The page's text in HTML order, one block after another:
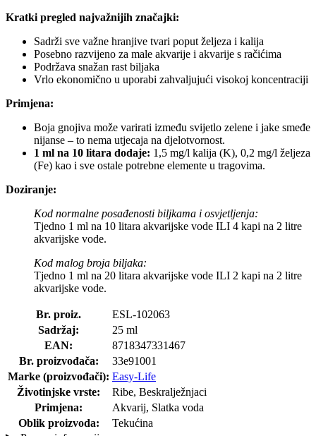
Kratki pregled najvažnijih značajki:
Sadrži sve važne hranjive tvari poput željeza i kalija
Posebno razvijeno za male akvarije i akvarije s račićima
Podržava snažan rast biljaka
Vrlo ekonomično u uporabi zahvaljujući visokoj koncentraciji
Primjena:
Boja gnojiva može varirati između svijetlo zelene i jake smeđe
nijanse – to nema utjecaja na djelotvornost.
1 ml na 10 litara dodaje: 1,5 mg/l kalija (K), 0,2 mg/l željeza
(Fe) kao i sve ostale potrebne elemente u tragovima.
Doziranje:
Kod normalne posađenosti biljkama i osvjetljenja:
Tjedno 1 ml na 10 litara akvarijske vode ILI 4 kapi na 2 litre
akvarijske vode.
Kod malog broja biljaka:
Tjedno 1 ml na 20 litara akvarijske vode ILI 2 kapi na 2 litre
akvarijske vode.
Br. proiz.
ESL-102063
Sadržaj:
25 ml
EAN:
8718347331467
Br. proizvođača:
33e91001
Marke (proizvođači): Easy-Life
Životinjske vrste:
Ribe, Beskralježnjaci
Primjena:
Akvarij, Slatka voda
Oblik proizvoda:
Tekućina